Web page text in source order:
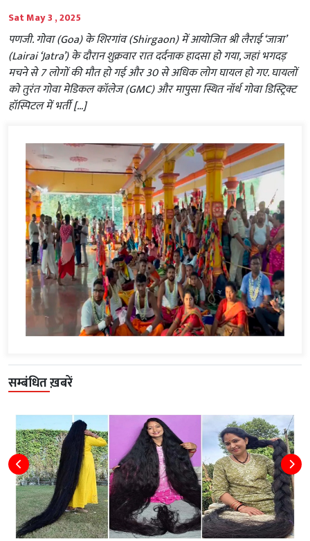
Sat May 3 , 2025
पणजी. गोवा (Goa) के शिरगांव (Shirgaon) में आयोजित श्री लैराई ‘जात्रा’
(Lairai ‘Jatra’) के दौरान शुक्रवार रात दर्दनाक हादसा हो गया, जहां भगदड़
मचने से 7 लोगों की मौत हो गई और 30 से अधिक लोग घायल हो गए. घायलों
को तुरंत गोवा मेडिकल कॉलेज (GMC) और मापुसा स्थित नॉर्थ गोवा डिस्ट्रिक्ट
हॉस्पिटल में भर्ती […]
सम्बंधित ख़बरें